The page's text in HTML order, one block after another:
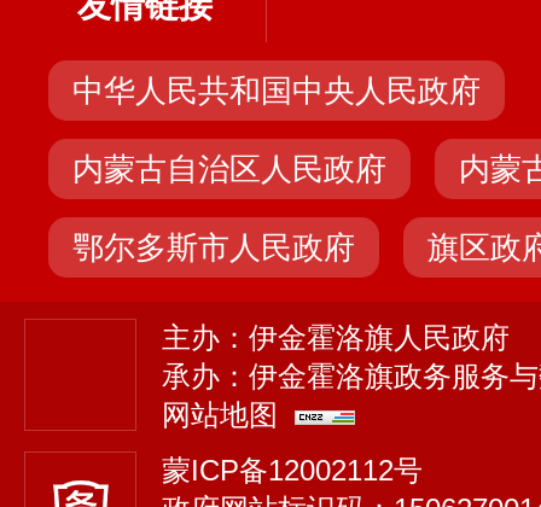
中华人民共和国中央人民政府
内蒙古自治区人民政府 内蒙
鄂尔多斯市人民政府 旗区政
主办：伊金霍洛旗人民政府
承办：伊金霍洛旗政务服务
网站地图
蒙ICP备12002112号